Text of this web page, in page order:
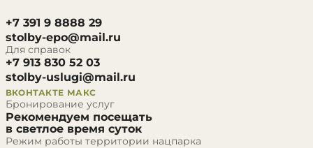
+7 391 9 8888 29
stolby-epo@mail.ru
Для справок
+7 913 830 52 03
stolby-uslugi@mail.ru
ВКОНТАКТЕ МАКС
Бронирование услуг
Рекомендуем посещать
в светлое время суток
Режим работы территории нацпарка